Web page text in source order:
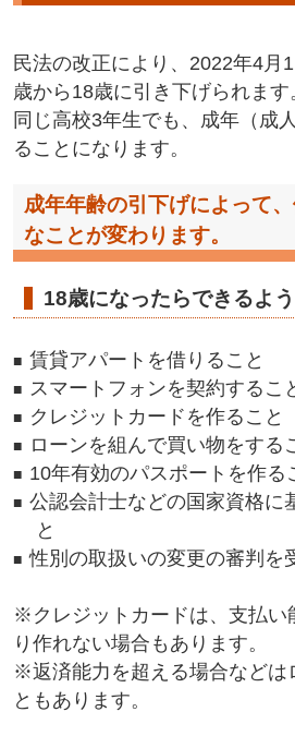
民法の改正により、2022年4月
歳から18歳に引き下げられます
同じ高校3年生でも、成年（成
ることになります。
成年年齢の引下げによって
なことが変わります。
18歳になったらできるよ
賃貸アパートを借りること
スマートフォンを契約するこ
クレジットカードを作ること
ローンを組んで買い物をする
10年有効のパスポートを作る
公認会計士などの国家資格に
と
性別の取扱いの変更の審判を
※クレジットカードは、支払い
り作れない場合もあります。
※返済能力を超える場合などは
ともあります。